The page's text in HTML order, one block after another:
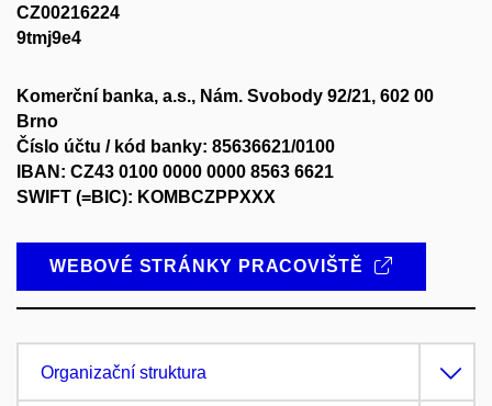
CZ00216224
9tmj9e4
Komerční banka, a.s., Nám. Svobody 92/21, 602 00
Brno
Číslo účtu / kód banky: 85636621/0100
IBAN: CZ43 0100 0000 0000 8563 6621
SWIFT (=BIC): KOMBCZPPXXX
WEBOVÉ STRÁNKY PRACOVIŠTĚ
Organizační struktura